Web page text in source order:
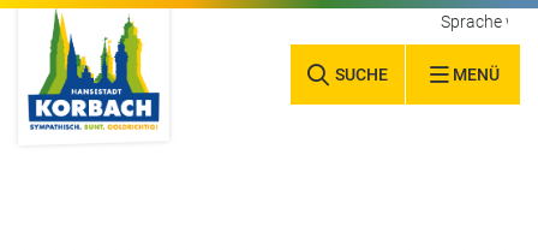
SUCHE MENÜ
Sprache